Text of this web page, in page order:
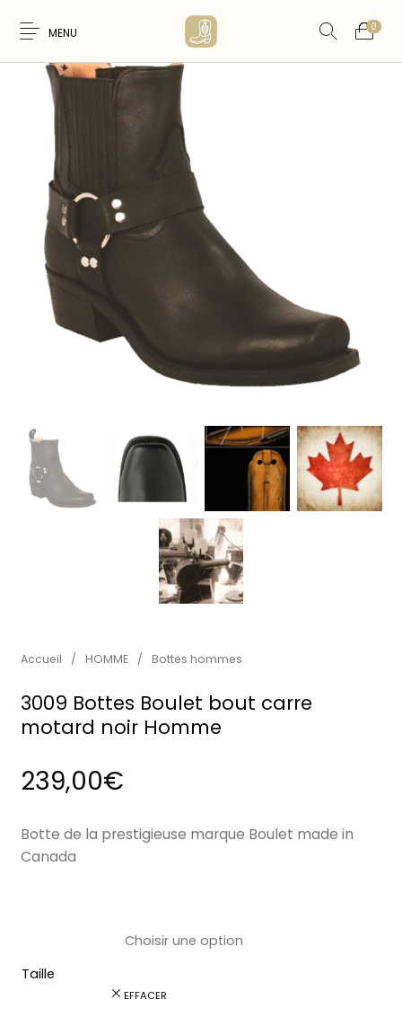
MENU 0
Nouveaux
Produits
ARTISANAT
AMERINDIEN
Accueil / HOMME / Bottes hommes
3009 Bottes Boulet bout carre
motard noir Homme
239,00€
Botte de la prestigieuse marque Boulet made in
Canada
Taille
EFFACER